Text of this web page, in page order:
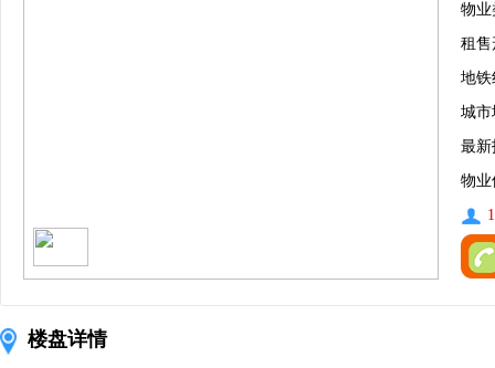
物业
租售
地铁
城
最新
物业
楼盘详情